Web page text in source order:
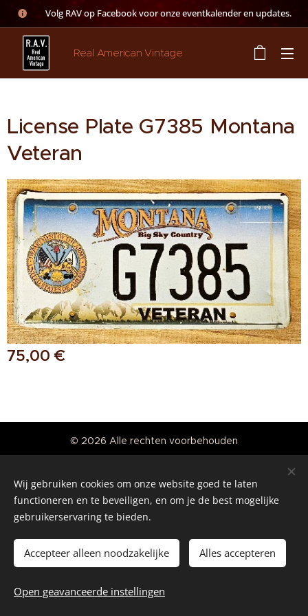
👉 Volg RAV op Facebook voor onze eventkalender en updates.
Real American Vintage
License Plate G7385 Montana
Veteran
75,00 €
Toevoegen aan de winkelwagen
© 2026 Alle rechten voorbehouden
Cookies
Talen
Nederlands
English
Wij gebruiken cookies om onze website goed te laten
functioneren en te beveiligen, en om je de best mogelijke
gebruikerservaring te bieden.
Accepteer alleen noodzakelijke Alles accepteren
Open geavanceerde instellingen